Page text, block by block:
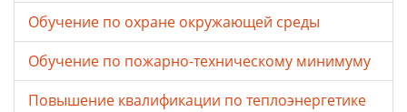
Обучение по охране окружающей среды
Обучение по пожарно-техническому минимуму
Повышение квалификации по теплоэнергетике